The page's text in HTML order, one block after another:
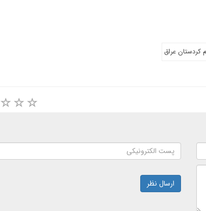
کردستان عراق
ارسال نظر